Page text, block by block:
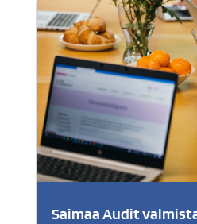
Saimaa Audit